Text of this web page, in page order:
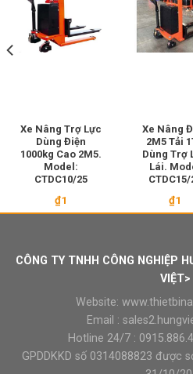
Xe Nâng Trợ Lực
Dùng Điện
1000kg Cao 2M5.
Model:
CTDC10/25
₫1
Xe Nâng
2M5 Tải
Dùng Trợ
Lái.
CTDC15/
₫1
CÔNG TY TNHH CÔNG NGHIỆP
VIỆT>
Website:
Email :
Hotline 24/7 :
GPDDKKD số 0314088823 được